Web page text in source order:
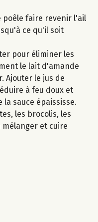
poêle faire revenir l'ail
ce qu'il soit
pour éliminer les
le lait d'amande
Ajouter le jus de
à feu doux et
sauce épaississe.
les brocolis, les
et cuire